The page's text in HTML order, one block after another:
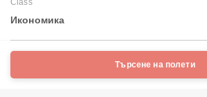
Class
Икономика
Търсене на полети